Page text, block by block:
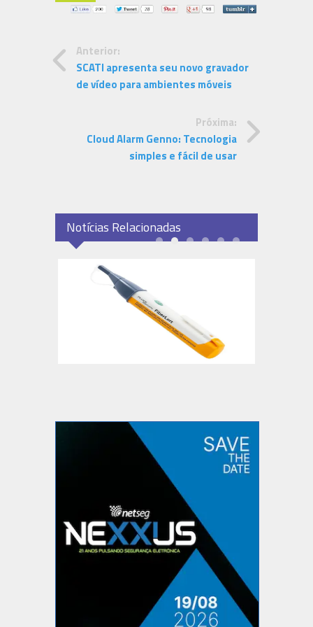
Anterior:
SCATI apresenta seu novo gravador
de vídeo para ambientes móveis
Próxima:
Cloud Alarm Genno: Tecnologia
simples e fácil de usar
Notícias Relacionadas